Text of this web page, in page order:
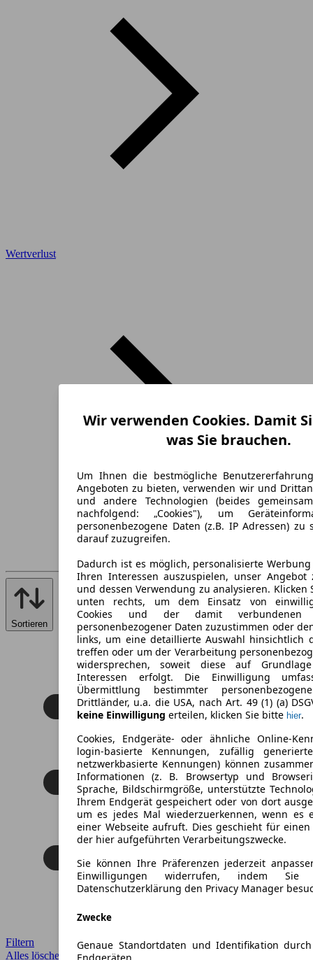
Wir verwenden Cookies. Damit
was Sie brauchen.
Um Ihnen die bestmögliche
Angeboten zu bieten, verwenden wir und
und andere Technologien (beides
nachfolgend: „Cookies"), um
personenbezogene Daten (z.B. IP Adressen) zu
darauf zuzugreifen.
Dadurch ist es möglich, personalisierte
Ihren Interessen auszuspielen, unser Angebot
und dessen Verwendung zu analysieren. Klicken
unten rechts, um dem Einsatz von
Cookies und der damit verbundenen
personenbezogener Daten zuzustimmen oder
links, um eine detaillierte Auswahl hinsichtlich
treffen oder um der Verarbeitung
widersprechen, soweit diese auf
Interessen erfolgt. Die Einwilligung
Übermittlung bestimmter
Drittländer, u.a. die USA, nach Art. 49 (1) (a)
keine Einwilligung erteilen, klicken Sie bitte hier.
Cookies, Endgeräte- oder ähnliche Online-
login-basierte Kennungen, zufällig
netzwerkbasierte Kennungen) können
Informationen (z. B. Browsertyp und
Sprache, Bildschirmgröße, unterstützte
Ihrem Endgerät gespeichert oder von dort
um es jedes Mal wiederzuerkennen, wenn es
einer Webseite aufruft. Dies geschieht für
der hier aufgeführten Verarbeitungszwecke.
Sie können Ihre Präferenzen jederzeit
Einwilligungen widerrufen, indem
Datenschutzerklärung den Privacy Manager
Zwecke
Genaue Standortdaten und Identifikation
Wertverlust
Sortieren
Filtern
Alles löschen